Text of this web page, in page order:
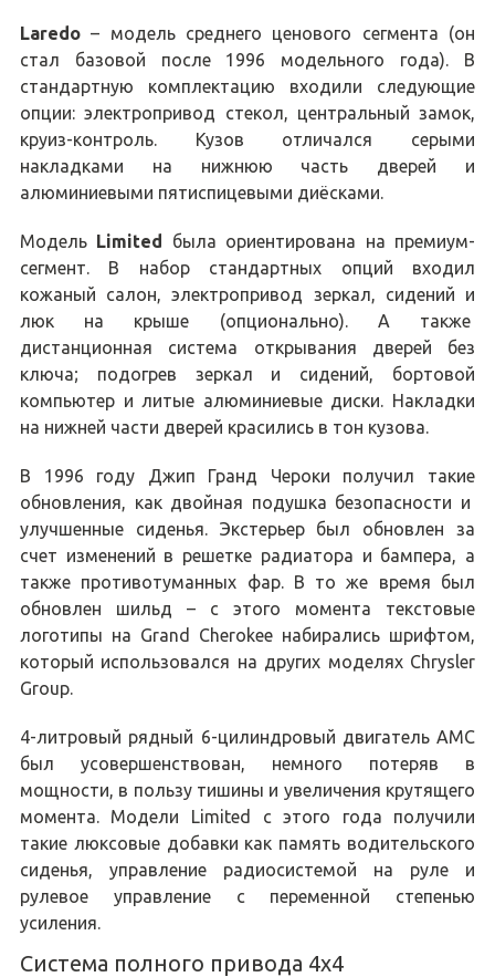
Laredo– модель среднего ценового сегмента (он
стал базовой после 1996 модельного года). В
стандартную комплектацию входили следующие
опции: электропривод стекол, центральный замок,
круиз-контроль. Кузов отличался серыми
накладками на нижнюю часть дверей и
алюминиевыми пятиспицевыми диёсками.
Модель Limited
была ориентирована на премиум-
сегмент. В набор стандартных опций входил
кожаный салон, электропривод зеркал, сидений и
люк на крыше (опционально). А также
дистанционная система открывания дверей без
ключа; подогрев зеркал и сидений, бортовой
компьютер и литые алюминиевые диски. Накладки
на нижней части дверей красились в тон кузова.
В 1996 году Джип Гранд Чероки получил такие
обновления, как двойная подушка безопасности и
улучшенные сиденья. Экстерьер был обновлен за
счет изменений в решетке радиатора и бампера, а
также противотуманных фар. В то же время был
обновлен шильд – с этого момента текстовые
логотипы на Grand Cherokee набирались шрифтом,
который использовался на других моделях Chrysler
Group.
4-литровый рядный 6-цилиндровый двигатель AMC
был усовершенствован, немного потеряв в
мощности, в пользу тишины и увеличения крутящего
момента. Модели Limited с этого года получили
такие люксовые добавки как память водительского
сиденья, управление радиосистемой на руле и
рулевое управление с переменной степенью
усиления.
Система полного привода 4x4